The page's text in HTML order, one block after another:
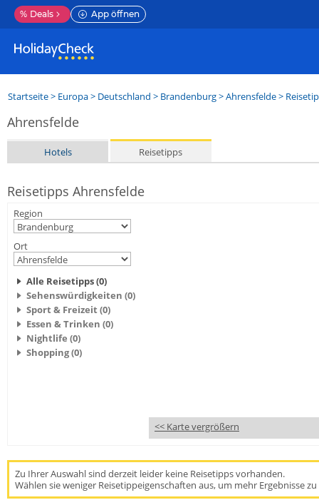
% Deals App öffnen
Startseite> Europa> Deutschland > Brandenburg>Ahrensfelde>
Ahrensfelde
Hotels Reisetipps
Reisetipps Ahrensfelde
Region
Ort
Alle Reisetipps (0)
Sehenswürdigkeiten (0)
Sport & Freizeit (0)
Essen & Trinken (0)
Nightlife (0)
Shopping (0)
<< Karte vergrößern
Zu Ihrer Auswahl sind derzeit leider keine Reisetipps vorhanden.
Wählen sie weniger Reisetippeigenschaften aus, um mehr Ergebnisse